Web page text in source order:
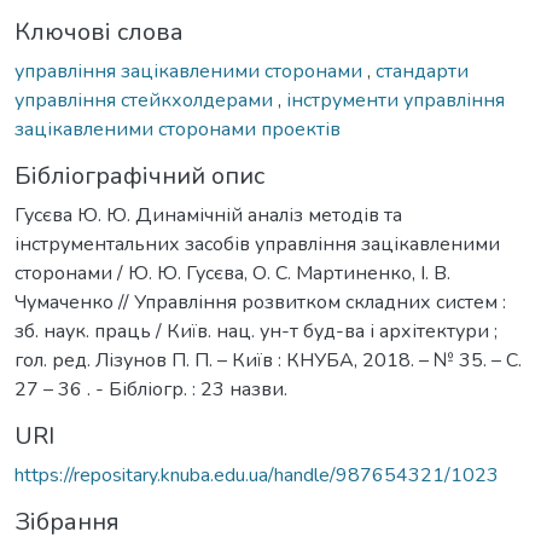
Ключові слова
управління зацікавленими сторонами , стандарти
управління стейкхолдерами , інструменти управління
зацікавленими сторонами проектів
Бібліографічний опис
Гусєва Ю. Ю. Динамічній аналіз методів та
інструментальних засобів управління зацікавленими
сторонами / Ю. Ю. Гусєва, О. С. Мартиненко, І. В.
Чумаченко // Управління розвитком складних систем :
зб. наук. праць / Київ. нац. ун-т буд-ва і архітектури ;
гол. ред. Лізунов П. П. – Київ : КНУБА, 2018. – № 35. – С.
27 – 36 . - Бібліогр. : 23 назви.
URI
https://repositary.knuba.edu.ua/handle/987654321/1023
Зібрання